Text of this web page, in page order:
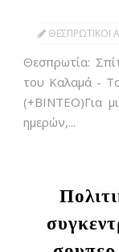
ΘΕΣΠΡΩΤΙΚΟΙ
Θεσπρωτία:
του Καλαμά -
(+ΒΙΝΤΕΟ)Για
ημερών,...